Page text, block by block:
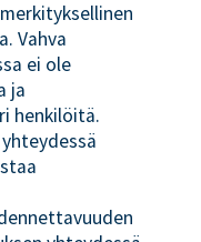
Vahva
ei ole
ja
henkilöitä.